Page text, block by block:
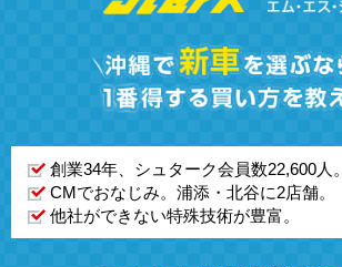
創業34年、シュターク会員数22,600人。
CMでおなじみ。浦添・北谷に2店舗。
他社ができない特殊技術が豊富。